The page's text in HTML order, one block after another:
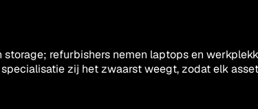
refurbishers nemen laptops en
zij het zwaarst weegt, zodat elk